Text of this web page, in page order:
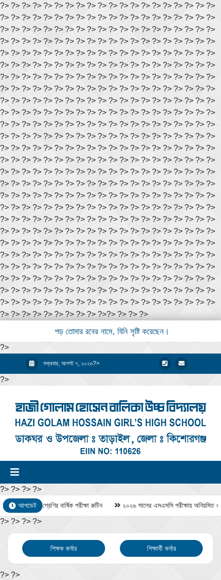
?> ?> ?> ?> ?> ?> ?> ?> ?> ?> ?> ?> ?> ?> ?> ?> ?> ?> ?> ?>
?> ?> ?> ?> ?> ?> ?> ?> ?> ?> ?> ?> ?> ?> ?> ?> ?> ?> ?> ?>
?> ?> ?> ?> ?> ?> ?> ?> ?> ?> ?> ?> ?> ?> ?> ?> ?> ?> ?> ?>
?> ?> ?> ?> ?> ?> ?> ?> ?> ?> ?> ?> ?> ?> ?> ?> ?> ?> ?> ?>
?> ?> ?> ?> ?> ?> ?> ?> ?> ?> ?> ?> ?> ?> ?> ?> ?> ?> ?> ?>
?> ?> ?> ?> ?> ?> ?> ?> ?> ?> ?> ?> ?> ?> ?> ?> ?> ?> ?> ?>
?> ?> ?> ?> ?> ?> ?> ?> ?> ?> ?> ?> ?> ?> ?> ?> ?> ?> ?> ?>
?> ?> ?> ?> ?> ?> ?> ?> ?> ?> ?> ?> ?> ?> ?> ?> ?> ?> ?> ?>
?> ?> ?> ?> ?> ?> ?> ?> ?> ?> ?> ?> ?> ?> ?> ?> ?> ?> ?> ?>
?> ?> ?> ?> ?> ?> ?> ?> ?> ?> ?> ?> ?> ?> ?> ?> ?> ?> ?> ?>
?> ?> ?> ?> ?> ?> ?> ?> ?> ?> ?> ?> ?> ?> ?> ?> ?> ?> ?> ?>
?> ?> ?> ?> ?> ?> ?> ?> ?> ?> ?> ?> ?> ?> ?> ?> ?> ?> ?> ?>
?> ?> ?> ?> ?> ?> ?> ?> ?> ?> ?> ?> ?> ?> ?> ?> ?> ?> ?> ?>
?> ?> ?> ?> ?> ?> ?> ?> ?> ?> ?> ?> ?> ?> ?> ?> ?> ?> ?> ?>
?> ?> ?> ?> ?> ?> ?> ?> ?> ?> ?> ?> ?> ?> ?> ?> ?> ?> ?> ?>
?> ?> ?> ?> ?> ?> ?> ?> ?> ?> ?> ?> ?> ?> ?> ?> ?> ?> ?> ?>
?> ?> ?> ?> ?> ?> ?> ?> ?> ?> ?> ?> ?> ?> ?> ?> ?> ?> ?> ?>
?> ?> ?> ?> ?> ?> ?> ?> ?> ?> ?> ?> ?> ?> ?> ?> ?> ?> ?> ?>
?> ?> ?> ?> ?> ?> ?> ?> ?> ?> ?> ?> ?> ?> ?> ?> ?> ?> ?> ?>
?> ?> ?> ?> ?> ?> ?> ?> ?> ?> ?> ?> ?> ?> ?> ?> ?> ?> ?> ?>
?> ?> ?> ?> ?> ?> ?> ?> ?> ?> ?> ?> ?> ?> ?> ?> ?> ?> ?> ?>
?> ?> ?> ?> ?> ?> ?> ?> ?> ?> ?> ?> ?> ?> ?> ?> ?> ?> ?> ?>
?> ?> ?> ?> ?> ?> ?> ?> ?> ?> ?> ?> ?> ?> ?> ?> ?> ?> ?> ?>
?> ?> ?> ?> ?> ?> ?> ?> ?> ?> ?> ?> ?> ?> ?> ?> ?> ?> ?> ?>
?> ?> ?> ?> ?> ?> ?> ?> ?> ?> ?> ?> ?> ?> ?> ?> ?> ?> ?> ?>
?> ?> ?> ?> ?> ?> ?> ?> ?> ?> ?> ?> ?> ?> ?> ?> ?> ?> ?> ?>
?> ?> ?> ?> ?> ?> ?> ?> ?> ?>?> ?> ?> ?>
পড় তোমার রবের নামে, যিনি সৃষ্টি করেছেন।
?>
শুক্রবার, আগস্ট ৭, ২০২৬?>
?>
?> ?> ?> ?>
আপডেট
৬ষ্ঠ থেকে ৯ম শ্রেণির বার্ষিক পরীক্ষা রুটিন ২০২৬ সালের এসএসসি পরীক্ষায় অনিয়মিত ও
?> ?> ?> ?>
শিক্ষক কর্নার শিক্ষার্থী কর্নার
?> ?>